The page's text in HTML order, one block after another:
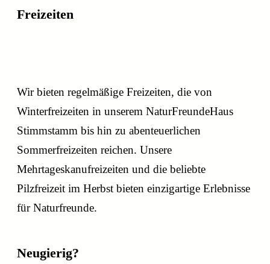
Freizeiten
Freizeiten
Wir bieten regelmäßige Freizeiten, die von
Winterfreizeiten in unserem NaturFreundeHaus
Stimmstamm bis hin zu abenteuerlichen
Sommerfreizeiten reichen. Unsere
Mehrtageskanufreizeiten und die beliebte
Pilzfreizeit im Herbst bieten einzigartige Erlebnisse
für Naturfreunde.
Neugierig?